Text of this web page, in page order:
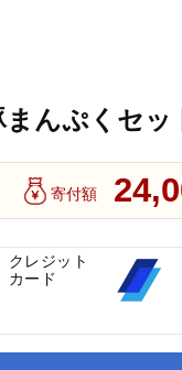
んぷくセッ
寄付額
クレジット
カード